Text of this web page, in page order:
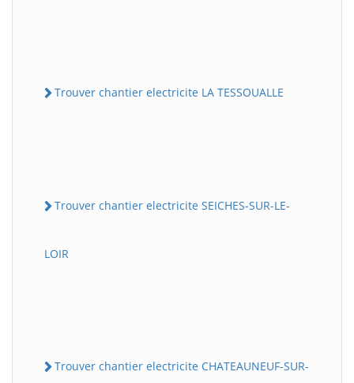
Trouver chantier electricite LA TESSOUALLE
Trouver chantier electricite SEICHES-SUR-LE-
LOIR
Trouver chantier electricite CHATEAUNEUF-SUR-